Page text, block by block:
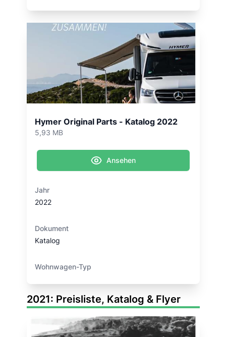
Hymer Original Parts - Katalog 2022
5,93 MB
Ansehen
Jahr
2022
Dokument
Katalog
Wohnwagen-Typ
2021: Preisliste, Katalog & Flyer